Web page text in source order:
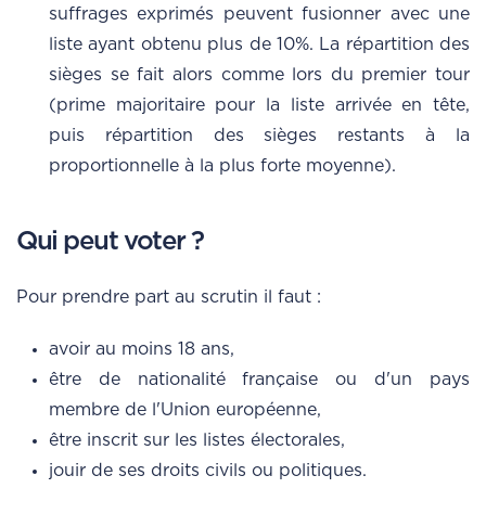
suffrages exprimés peuvent fusionner avec une
liste ayant obtenu plus de 10%. La répartition des
sièges se fait alors comme lors du premier tour
(prime majoritaire pour la liste arrivée en tête,
puis répartition des sièges restants à la
proportionnelle à la plus forte moyenne).
Qui peut voter ?
Pour prendre part au scrutin il faut :
avoir au moins 18 ans,
être de nationalité française ou d'un pays
membre de l'Union européenne,
être inscrit sur les listes électorales,
jouir de ses droits civils ou politiques.